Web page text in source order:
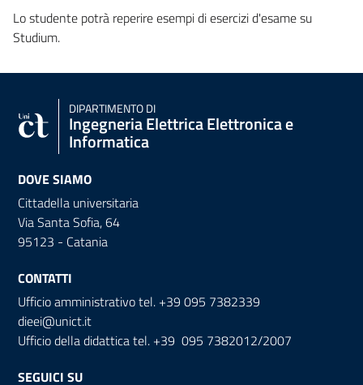
Lo studente potrà reperire esempi di esercizi d'esame su
Studium.
DIPARTIMENTO DI
Ingegneria Elettrica Elettronica e
Informatica
DOVE SIAMO
Cittadella universitaria
Via Santa Sofia, 64
95123 - Catania
CONTATTI
Ufficio amministrativo tel. +39 095 7382339
dieei@unict.it
Ufficio della didattica tel. +39 095 7382012/2007
SEGUICI SU